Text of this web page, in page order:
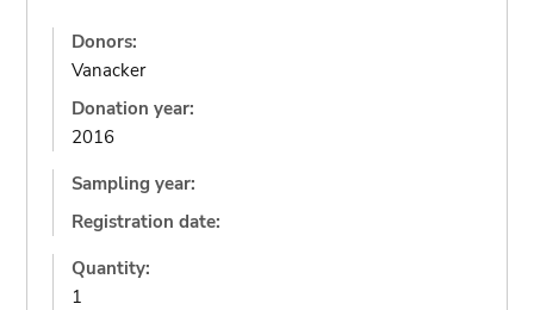
Donors:
Vanacker
Donation year:
2016
Sampling year:
Registration date:
Quantity:
1